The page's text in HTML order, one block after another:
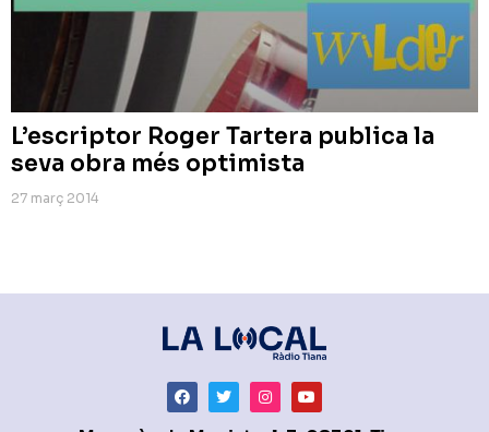
L’escriptor Roger Tartera publica la
seva obra més optimista
27 març 2014